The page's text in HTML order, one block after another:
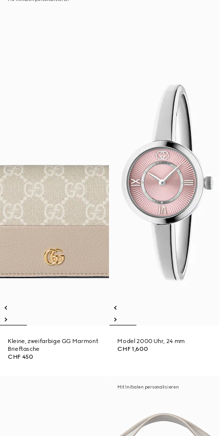
Kleine, zweifarbige GG Marmont
Brieftasche
CHF 450
Model 2000 Uhr, 24 mm
CHF 1,600
Mit Initialen personalisieren